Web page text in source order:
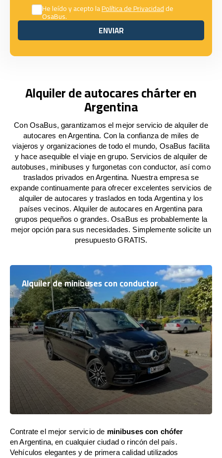
He leído y acepto laPolítica de Privacidadde
OsaBus.
ENVIAR
ENVIAR
Alquiler de autocares chárter en
Argentina
Con OsaBus, garantizamos el mejor servicio de alquiler de
autocares en Argentina. Con la confianza de miles de
viajeros y organizaciones de todo el mundo, OsaBus facilita
y hace asequible el viaje en grupo. Servicios de alquiler de
autobuses, minibuses y furgonetas con conductor, así como
traslados privados en Argentina. Nuestra empresa se
expande continuamente para ofrecer excelentes servicios de
alquiler de autocares y traslados en toda Argentina y los
países vecinos. Alquiler de autocares en Argentina para
grupos pequeños o grandes. OsaBus es probablemente la
mejor opción para sus necesidades. Simplemente solicite un
presupuesto GRATIS.
Alquiler de minibuses con conductor
Contrate el mejor servicio de minibuses con chófer
en Argentina, en cualquier ciudad o rincón del país.
Vehículos elegantes y de primera calidad utilizados